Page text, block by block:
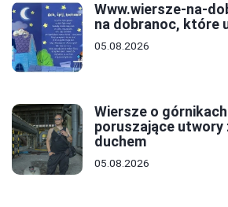
Www.wiersze-na-
na dobranoc, które
05.08.2026
Wiersze o
poruszające utwory
duchem
05.08.2026